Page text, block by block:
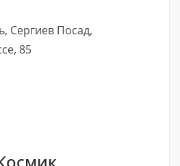
Сергиев Посад,
85